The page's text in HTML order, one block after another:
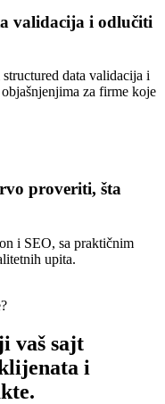
validacija i odlučiti
data validacija i
za firme koje
proveriti, šta
i SEO, sa praktičnim
upita.
vaš sajt
i